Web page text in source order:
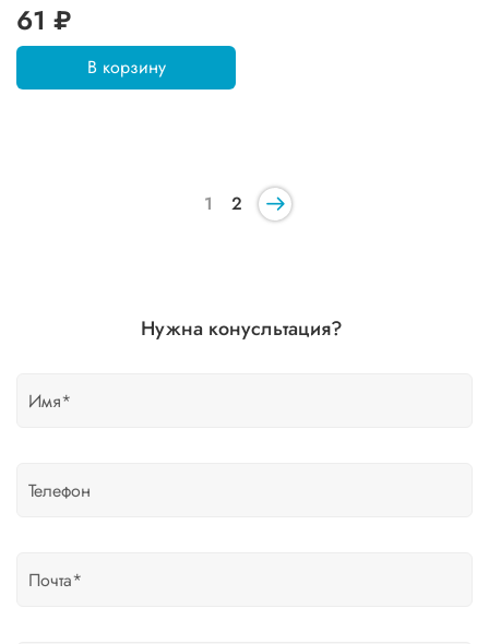
61 ₽
В корзину
1 2
Нужна конусльтация?